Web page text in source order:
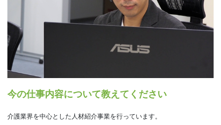
今の仕事内容について教えてください
介護業界を中心とした人材紹介事業を行っています。